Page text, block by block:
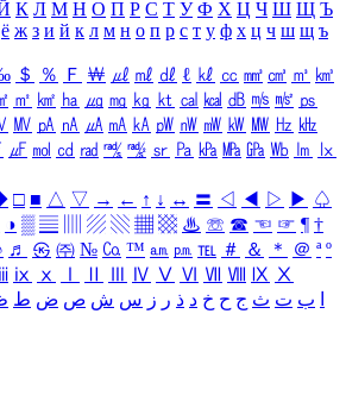
К Л М Н О П Р С Т У Ф Х Ц Ч Ш Щ Ъ
ё ж з и й к л м н о п р с т у ф х ц ч ш щ ъ
＄ ％ Ｆ ￦ ㎕ ㎖ ㎗ ℓ ㎘ ㏄ ㎣ ㎤ ㎥ ㎦
㎡ ㎢ ㏊ ㎍ ㎎ ㎏ ㏏ ㎈ ㎉ ㏈ ㎧ ㎨ ㎰
㎹ ㎀ ㎁ ㎂ ㎃ ㎄ ㎺ ㎻ ㎽ ㎾ ㎿ ㎐ ㎑
㎌ ㏖ ㏅ ㎭ ㎮ ㎯ ㏛ ㎩ ㎪ ㎫ ㎬ ㏝ ㏐
㏓
□ ■ △ ▽ → ← ↑ ↓ ↔ 〓 ◁ ◀ ▷ ▶ ♤
◑ ▒ ▤ ▨ ▧ ▦ ▩ ♨ ☏ ☎ ☜ ☞ ¶ †
♬ ㉿ ㈜ № ㏇ ™ ㏂ ㏘ ℡ ＃ ＆ ＊ ＠ ª º
ⅸ ⅹ Ⅳ Ⅴ Ⅵ Ⅶ Ⅷ Ⅸ Ⅹ
ب ت ث ج ح خ د ذ ر ز س ش ص ض ط